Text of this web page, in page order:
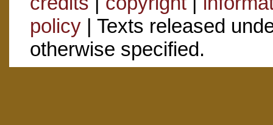
policy| Texts released
otherwise specified.